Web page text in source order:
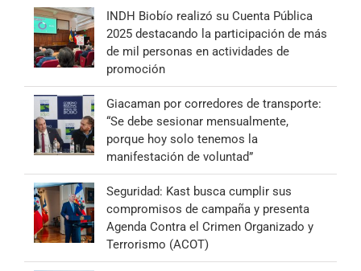
INDH Biobío realizó su Cuenta Pública
2025 destacando la participación de más
de mil personas en actividades de
promoción
Giacaman por corredores de transporte:
“Se debe sesionar mensualmente,
porque hoy solo tenemos la
manifestación de voluntad”
Seguridad: Kast busca cumplir sus
compromisos de campaña y presenta
Agenda Contra el Crimen Organizado y
Terrorismo (ACOT)